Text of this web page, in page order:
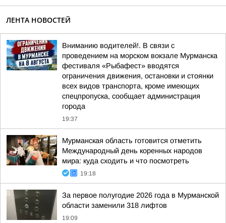
ЛЕНТА НОВОСТЕЙ
Вниманию водителей!. В связи с
проведением на морском вокзале Мурманска
фестиваля «Рыбафест» вводятся
ограничения движения, остановки и стоянки
всех видов транспорта, кроме имеющих
спецпропуска, сообщает администрация
города
19:37
Мурманская область готовится отметить
Международный день коренных народов
мира: куда сходить и что посмотреть
19:18
За первое полугодие 2026 года в Мурманской
области заменили 318 лифтов
19:09